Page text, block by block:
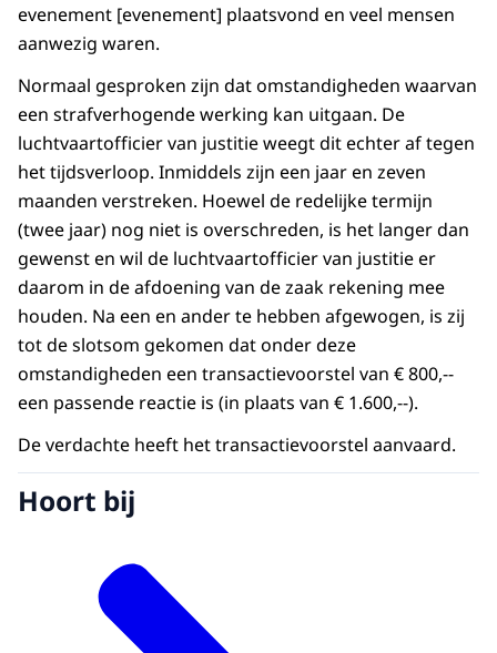
evenement [evenement] plaatsvond en veel mensen
aanwezig waren.
Normaal gesproken zijn dat omstandigheden waarvan
een strafverhogende werking kan uitgaan. De
luchtvaartofficier van justitie weegt dit echter af tegen
het tijdsverloop. Inmiddels zijn een jaar en zeven
maanden verstreken. Hoewel de redelijke termijn
(twee jaar) nog niet is overschreden, is het langer dan
gewenst en wil de luchtvaartofficier van justitie er
daarom in de afdoening van de zaak rekening mee
houden. Na een en ander te hebben afgewogen, is zij
tot de slotsom gekomen dat onder deze
omstandigheden een transactievoorstel van € 800,--
een passende reactie is (in plaats van € 1.600,--).
De verdachte heeft het transactievoorstel aanvaard.
Hoort bij